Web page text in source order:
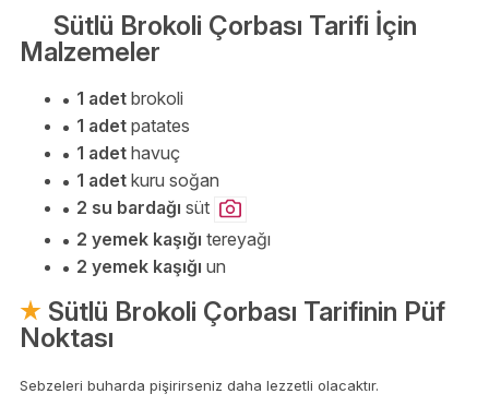
Sütlü Brokoli Çorbası Tarifi İçin
Malzemeler
1 adet brokoli
1 adet patates
1 adet havuç
1 adet kuru soğan
2 su bardağı süt
2 yemek kaşığı tereyağı
2 yemek kaşığı un
Sütlü Brokoli Çorbası Tarifinin Püf
Noktası
Sebzeleri buharda pişirirseniz daha lezzetli olacaktır.